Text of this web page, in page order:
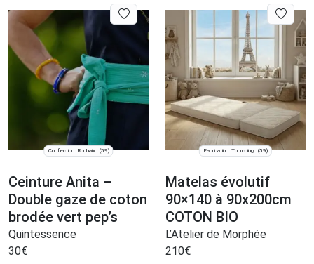
Confection: Roubaix (59)
Ceinture Anita –
Double gaze de coton
brodée vert pep’s
Quintessence
30€
Fabrication: Tourcoing (59)
Matelas évolutif
90×140 à 90x200cm
COTON BIO
L’Atelier de Morphée
210€